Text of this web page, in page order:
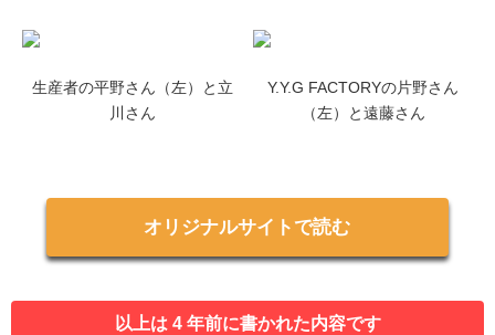
生産者の平野さん（左）と立
川さん
Y.Y.G FACTORYの片野さん
（左）と遠藤さん
オリジナルサイトで読む
以上は 4 年前に書かれた内容です